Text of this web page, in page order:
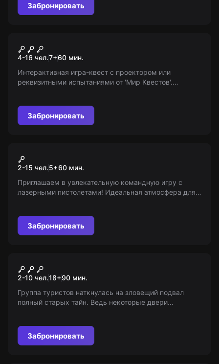
Забронировать
Игра в кальмара
4-16 чел.7+60 мин.
Интерактивная игра-квест с проектором или
реквизитными испытаниями от 'Мир Квестов'.
7+
Забронировать
Лазертаг
2-15 чел.5+60 мин.
Приглашаем в увлекательную командную игру с
лазерными пистолетами! Идеальная атмосфера для
взрослых!
Забронировать
Объект 413
2-10 чел.18+90 мин.
Группа туристов наткнулась на зловещий подвал
полный старых тайн. Ведь некоторые двери
Забронировать